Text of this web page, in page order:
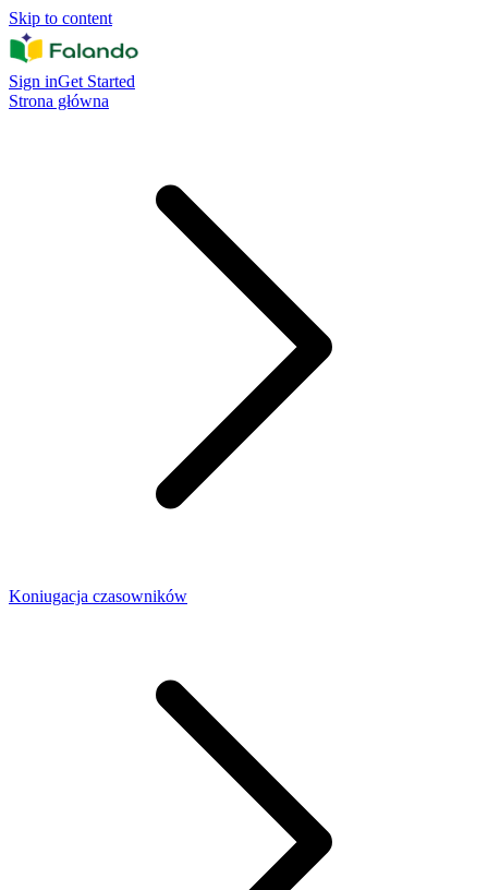
Skip to content
Sign inGet Started
Strona główna
Koniugacja czasowników